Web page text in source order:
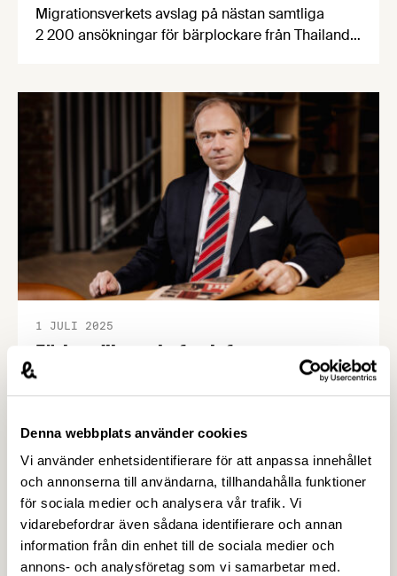
Denna webbplats använder cookies
Vi använder enhetsidentifierare för att anpassa innehållet
och annonserna till användarna, tillhandahålla funktioner
för sociala medier och analysera vår trafik. Vi
vidarebefordrar även sådana identifierare och annan
information från din enhet till de sociala medier och
annons- och analysföretag som vi samarbetar med.
Migrationsverkets avslag på nästan samtliga
2 200 ansökningar för bärplockare från Thailand
Livsmedelsföretagens vd Björn Hellman om att
lyfta frågan till politisk nivå. Ministern har nu
svarat, samtidigt som thailändska bärplockare
samlas utanför Sveriges ambassad i Bangkok.
Förhandlingschefen informerar:
Digital arbetsgivarträff om nya
rättsfall
1 JULI 2025
Vår förhandlingschef Henrik van Rijswijk tipsar om
temat nya rättsfall från AD, och han passar även
på att önska alla medlemmar en riktigt skön
sommar.